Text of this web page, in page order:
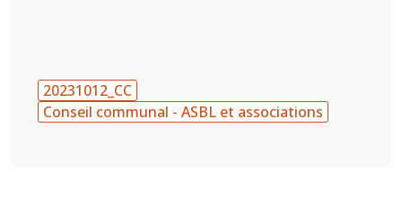
20231012_CC
Conseil communal - ASBL et associations